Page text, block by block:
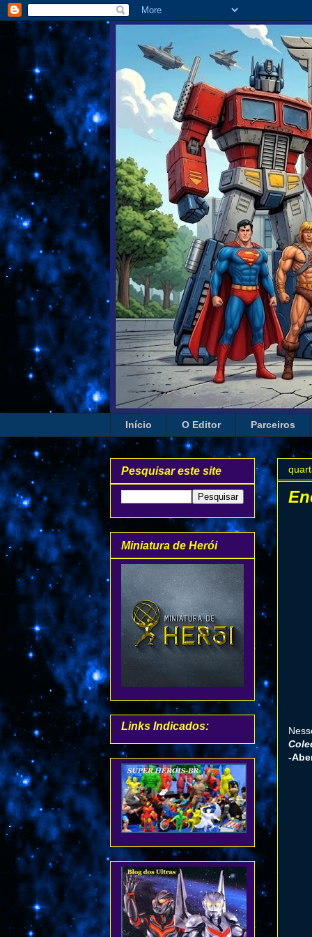
Início O Editor Parceiros
-
Pesquisar este site
Miniatura de Herói
Links Indicados: